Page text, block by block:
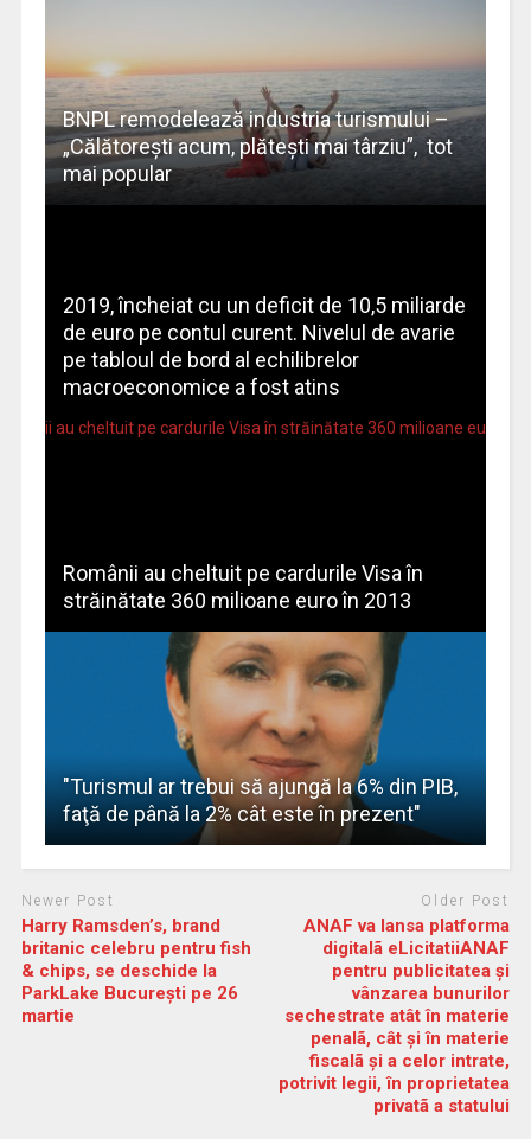
BNPL remodelează industria turismului –
„Călătorești acum, plătești mai târziu”, tot
mai popular
2019, încheiat cu un deficit de 10,5 miliarde
de euro pe contul curent. Nivelul de avarie
pe tabloul de bord al echilibrelor
macroeconomice a fost atins
Românii au cheltuit pe cardurile Visa în
străinătate 360 milioane euro în 2013
"Turismul ar trebui să ajungă la 6% din PIB,
faţă de până la 2% cât este în prezent"
Newer Post
Harry Ramsden’s, brand
britanic celebru pentru fish
& chips, se deschide la
ParkLake București pe 26
martie
Older Post
ANAF va lansa platforma
digitalã eLicitatiiANAF
pentru publicitatea și
vânzarea bunurilor
sechestrate atât în materie
penalã, cât și în materie
fiscalã și a celor intrate,
potrivit legii, în proprietatea
privatã a statului